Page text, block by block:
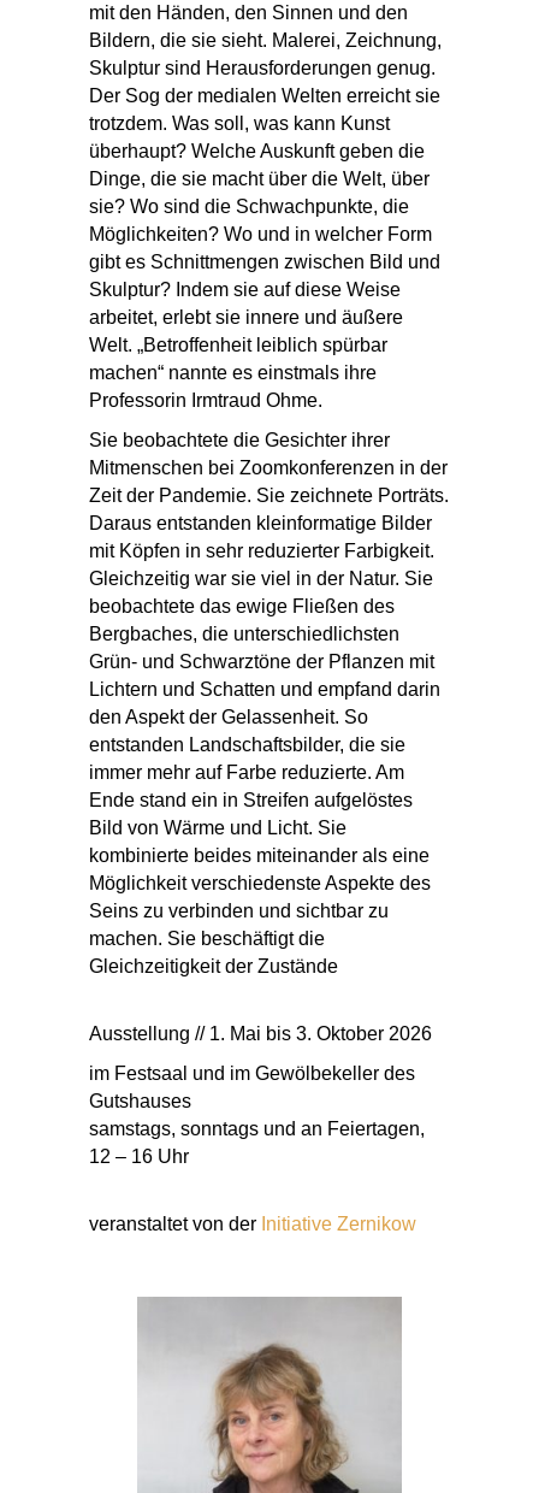
mit den Händen, den Sinnen und den
Bildern, die sie sieht. Malerei, Zeichnung,
Skulptur sind Herausforderungen genug.
Der Sog der medialen Welten erreicht sie
trotzdem. Was soll, was kann Kunst
überhaupt? Welche Auskunft geben die
Dinge, die sie macht über die Welt, über
sie? Wo sind die Schwachpunkte, die
Möglichkeiten? Wo und in welcher Form
gibt es Schnittmengen zwischen Bild und
Skulptur? Indem sie auf diese Weise
arbeitet, erlebt sie innere und äußere
Welt. „Betroffenheit leiblich spürbar
machen“ nannte es einstmals ihre
Professorin Irmtraud Ohme.
Sie beobachtete die Gesichter ihrer
Mitmenschen bei Zoomkonferenzen in der
Zeit der Pandemie. Sie zeichnete Porträts.
Daraus entstanden kleinformatige Bilder
mit Köpfen in sehr reduzierter Farbigkeit.
Gleichzeitig war sie viel in der Natur. Sie
beobachtete das ewige Fließen des
Bergbaches, die unterschiedlichsten
Grün- und Schwarztöne der Pflanzen mit
Lichtern und Schatten und empfand darin
den Aspekt der Gelassenheit. So
entstanden Landschaftsbilder, die sie
immer mehr auf Farbe reduzierte. Am
Ende stand ein in Streifen aufgelöstes
Bild von Wärme und Licht. Sie
kombinierte beides miteinander als eine
Möglichkeit verschiedenste Aspekte des
Seins zu verbinden und sichtbar zu
machen. Sie beschäftigt die
Gleichzeitigkeit der Zustände
Ausstellung // 1. Mai bis 3. Oktober 2026
im Festsaal und im Gewölbekeller des
Gutshauses
samstags, sonntags und an Feiertagen,
12 – 16 Uhr
veranstaltet von der Initiative Zernikow